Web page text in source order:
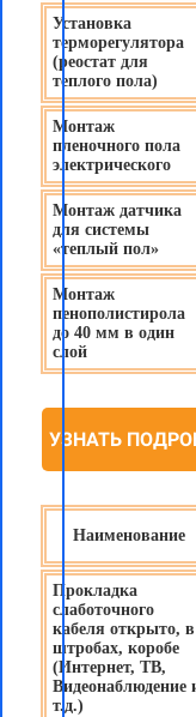
Установка
терморегулятора
(реостат для
теплого пола)
Монтаж
пленочного пола
электрического
Монтаж датчика
для системы
«теплый пол»
Монтаж
пенополистирола
до 40 мм в один
слой
УЗНАТЬ
Наименование
Прокладка
слаботочного
кабеля открыто, в
штробах, коробе
(Интернет, ТВ,
Видеонаблюдение
т.д.)